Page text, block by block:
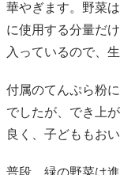
華やぎます。野菜
に使用する分量だ
入っているので、
付属のてんぷら粉
でしたが、でき上
良く、子どももお
普段、緑の野菜は